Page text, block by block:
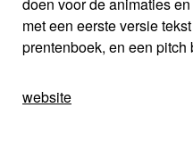
doen voor de animaties
met een eerste versie
prentenboek, en een
website